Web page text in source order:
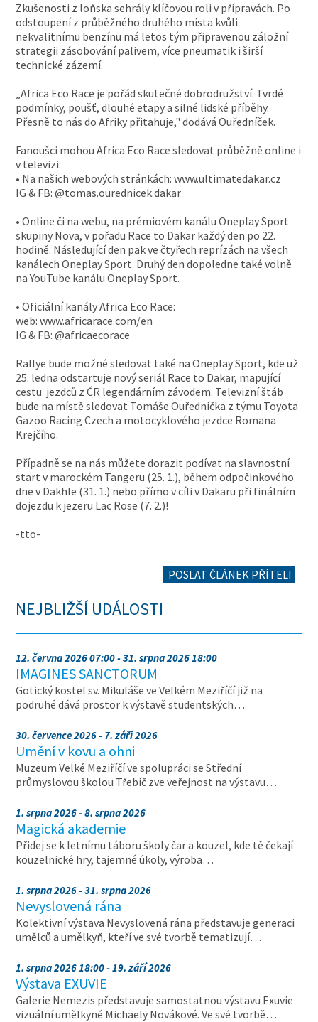
Zkušenosti z loňska sehrály klíčovou roli v přípravách. Po
odstoupení z průběžného druhého místa kvůli
nekvalitnímu benzínu má letos tým připravenou záložní
strategii zásobování palivem, více pneumatik i širší
technické zázemí.
„Africa Eco Race je pořád skutečné dobrodružství. Tvrdé
podmínky, poušť, dlouhé etapy a silné lidské příběhy.
Přesně to nás do Afriky přitahuje," dodává Ouředníček.
Fanoušci mohou Africa Eco Race sledovat průběžně online i
v televizi:
• Na našich webových stránkách: www.ultimatedakar.cz
IG & FB: @tomas.ourednicek.dakar
• Online či na webu, na prémiovém kanálu Oneplay Sport
skupiny Nova, v pořadu Race to Dakar každý den po 22.
hodině. Následující den pak ve čtyřech reprízách na všech
kanálech Oneplay Sport. Druhý den dopoledne také volně
na YouTube kanálu Oneplay Sport.
• Oficiální kanály Africa Eco Race:
web: www.africarace.com/en
IG & FB: @africaecorace
Rallye bude možné sledovat také na Oneplay Sport, kde už
25. ledna odstartuje nový seriál Race to Dakar, mapující
cestu jezdců z ČR legendárním závodem. Televizní štáb
bude na místě sledovat Tomáše Ouředníčka z týmu Toyota
Gazoo Racing Czech a motocyklového jezdce Romana
Krejčího.
Případně se na nás můžete dorazit podívat na slavnostní
start v marockém Tangeru (25. 1.), během odpočinkového
dne v Dakhle (31. 1.) nebo přímo v cíli v Dakaru při finálním
dojezdu k jezeru Lac Rose (7. 2.)!
-tto-
POSLAT ČLÁNEK PŘÍTELI
NEJBLIŽŠÍ UDÁLOSTI
12. června 2026 07:00 - 31. srpna 2026 18:00
IMAGINES SANCTORUM
Gotický kostel sv. Mikuláše ve Velkém Meziříčí již na
podruhé dává prostor k výstavě studentských…
30. července 2026 - 7. září 2026
Umění v kovu a ohni
Muzeum Velké Meziříčí ve spolupráci se Střední
průmyslovou školou Třebíč zve veřejnost na výstavu…
1. srpna 2026 - 8. srpna 2026
Magická akademie
Přidej se k letnímu táboru školy čar a kouzel, kde tě čekají
kouzelnické hry, tajemné úkoly, výroba…
1. srpna 2026 - 31. srpna 2026
Nevyslovená rána
Kolektivní výstava Nevyslovená rána představuje generaci
umělců a umělkyň, kteří ve své tvorbě tematizují…
1. srpna 2026 18:00 - 19. září 2026
Výstava EXUVIE
Galerie Nemezis představuje samostatnou výstavu Exuvie
vizuální umělkyně Michaely Novákové. Ve své tvorbě…